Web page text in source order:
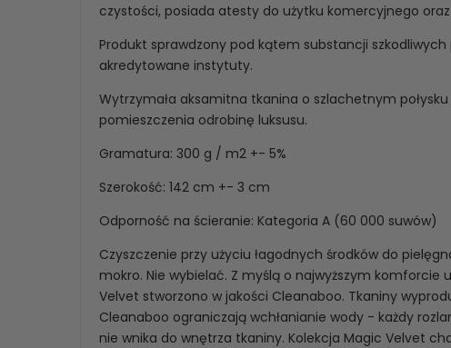
czystości, posiada atesty do użytku komercyjnego oraz
Produkt sprawdzony pod kątem substancji szkodliwych
akredytowane instytuty.
Wytrzymała aksamitna tkanina o szlachetnym
pomieszczenia odrobinę luksusu.
Gramatura: 300 g / m2 +- 5%
Szerokość: 142 cm +- 3 cm
Odporność na ścieranie: Kategoria A (60 000 suwów)
Czyszczenie przy użyciu łagodnych środków do
mokro. Nie wybielać. Z myślą o najwyższym komforcie
Velvet stworzono w jakości Cleanaboo. Tkaniny
Cleanaboo ograniczają wchłanianie wody - każdy
nie wnika do wnętrza tkaniny. Kolekcja Magic Velvet